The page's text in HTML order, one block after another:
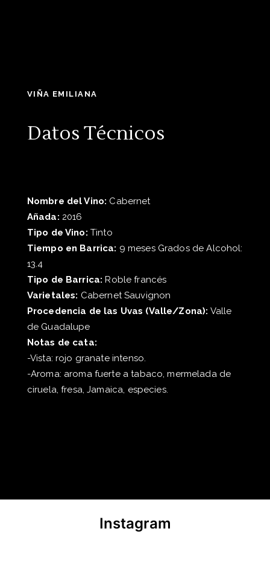
VIÑA EMILIANA
Datos Técnicos
Nombre del Vino: Cabernet
Añada: 2016
Tipo de Vino: Tinto
Tiempo en Barrica: 9 meses Grados de Alcohol:
13.4
Tipo de Barrica: Roble francés
Varietales: Cabernet Sauvignon
Procedencia de las Uvas (Valle/Zona): Valle
de Guadalupe
Notas de cata:
-Vista: rojo granate intenso.
-Aroma: aroma fuerte a tabaco, mermelada de
ciruela, fresa, Jamaica, especies.
Instagram